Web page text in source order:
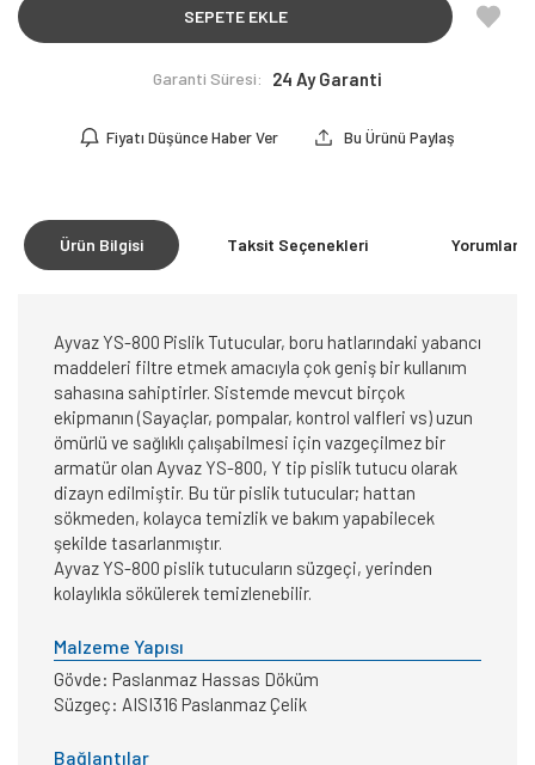
SEPETE EKLE
Garanti Süresi: 24 Ay Garanti
Fiyatı Düşünce Haber Ver Bu Ürünü Paylaş
Ürün Bilgisi Taksit Seçenekleri Yorumlar
Ayvaz YS-800 Pislik Tutucular, boru hatlarındaki yabancı
maddeleri filtre etmek amacıyla çok geniş bir kullanım
sahasına sahiptirler. Sistemde mevcut birçok
ekipmanın (Sayaçlar, pompalar, kontrol valfleri vs) uzun
ömürlü ve sağlıklı çalışabilmesi için vazgeçilmez bir
armatür olan Ayvaz YS-800, Y tip pislik tutucu olarak
dizayn edilmiştir. Bu tür pislik tutucular; hattan
sökmeden, kolayca temizlik ve bakım yapabilecek
şekilde tasarlanmıştır.
Ayvaz YS-800 pislik tutucuların süzgeçi, yerinden
kolaylıkla sökülerek temizlenebilir.
Malzeme Yapısı
Gövde: Paslanmaz Hassas Döküm
Süzgeç: AISI316 Paslanmaz Çelik
Bağlantılar